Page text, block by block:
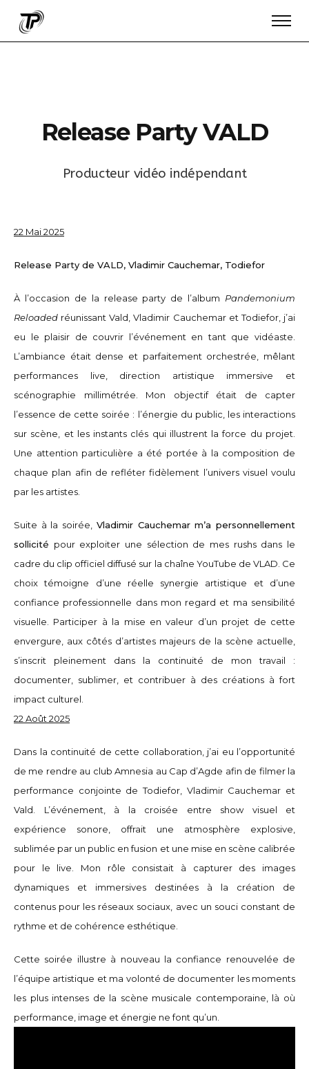
Release Party VALD
Producteur vidéo indépendant
22 Mai 2025
Release Party de VALD, Vladimir Cauchemar, Todiefor
À l’occasion de la release party de l’album Pandemonium
Reloaded réunissant Vald, Vladimir Cauchemar et Todiefor, j’ai
eu le plaisir de couvrir l’événement en tant que vidéaste.
L’ambiance était dense et parfaitement orchestrée, mêlant
performances live, direction artistique immersive et
scénographie millimétrée. Mon objectif était de capter
l’essence de cette soirée : l’énergie du public, les interactions
sur scène, et les instants clés qui illustrent la force du projet.
Une attention particulière a été portée à la composition de
chaque plan afin de refléter fidèlement l’univers visuel voulu
par les artistes.
Suite à la soirée, Vladimir Cauchemar m’a personnellement
sollicité pour exploiter une sélection de mes rushs dans le
cadre du clip officiel diffusé sur la chaîne YouTube de VLAD. Ce
choix témoigne d’une réelle synergie artistique et d’une
confiance professionnelle dans mon regard et ma sensibilité
visuelle. Participer à la mise en valeur d’un projet de cette
envergure, aux côtés d’artistes majeurs de la scène actuelle,
s’inscrit pleinement dans la continuité de mon travail :
documenter, sublimer, et contribuer à des créations à fort
impact culturel.
22 Août 2025
Dans la continuité de cette collaboration, j’ai eu l’opportunité
de me rendre au club Amnesia au Cap d’Agde afin de filmer la
performance conjointe de Todiefor, Vladimir Cauchemar et
Vald. L’événement, à la croisée entre show visuel et
expérience sonore, offrait une atmosphère explosive,
sublimée par un public en fusion et une mise en scène calibrée
pour le live. Mon rôle consistait à capturer des images
dynamiques et immersives destinées à la création de
contenus pour les réseaux sociaux, avec un souci constant de
rythme et de cohérence esthétique.
Cette soirée illustre à nouveau la confiance renouvelée de
l’équipe artistique et ma volonté de documenter les moments
les plus intenses de la scène musicale contemporaine, là où
performance, image et énergie ne font qu’un.